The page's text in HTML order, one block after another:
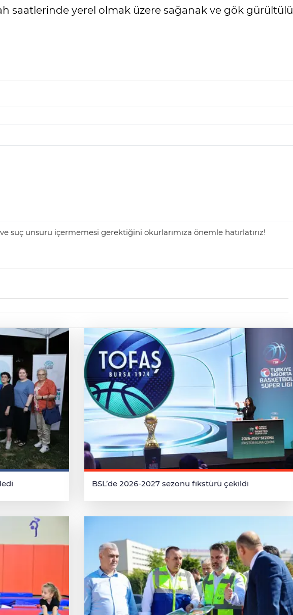
saatlerinde yerel olmak üzere sağanak ve gök gürültülü
suç unsuru içermemesi gerektiğini okurlarımıza önemle hatırlatırız!
BSL’de 2026-2027 sezonu fikstürü çekildi